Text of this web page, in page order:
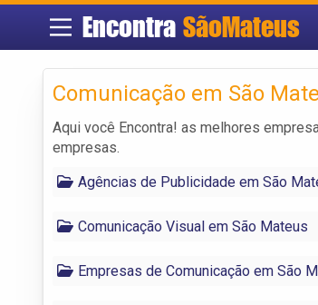
Encontra SãoMateus
Comunicação em São
Aqui você Encontra! as melhores
empresas.
Agências de Publicidade em São
Comunicação Visual em São Mateus
Empresas de Comunicação em São